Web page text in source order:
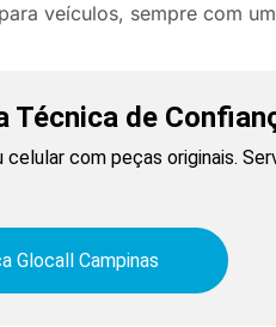
veículos, sempre com
Técnica de
com peças originais.
Glocall Campinas